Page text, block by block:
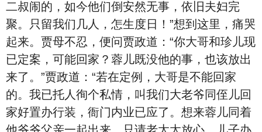
二叔闹的，如今他们倒安然无事，依旧夫妇完
聚。只留我们几人，怎生度日！”想到这里，痛哭
起来。贾母不忍，便问贾政道：“你大哥和珍儿现
已定案，可能回家？蓉儿既没他的事，也该放出
来了。”贾政道：“若在定例，大哥是不能回家
的。我已托人徇个私情，叫我们大老爷同侄儿回
家好置办行装，衙门内业已应了。想来蓉儿同着